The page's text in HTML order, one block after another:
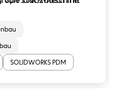
SOLIDWORKS PDM